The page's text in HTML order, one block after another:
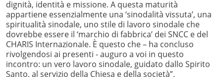
dignità, identità e missione. A questa maturità
appartiene essenzialmente una ‘sinodalità vissuta’, una
spiritualità sinodale, uno stile di lavoro sinodale che
dovrebbe essere il ‘marchio di fabbrica’ dei SNCC e del
CHARIS Internazionale. È questo che – ha concluso
rivolgendosi ai presenti - auguro a voi in questo
incontro: un vero lavoro sinodale, guidato dallo Spirito
Santo, al servizio della Chiesa e della società”.